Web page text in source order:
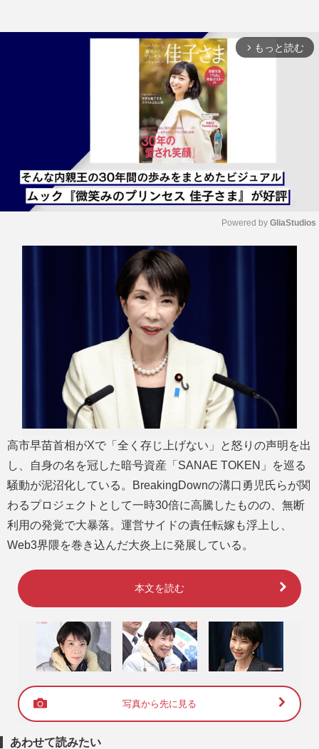
arrow_forward_ios もっと読む
Powered by GliaStudios
高市早苗首相がXで「全く存じ上げない」と怒りの声明を出
し、自身の名を冠した暗号資産「SANAE TOKEN」を巡る
騒動が泥沼化している。BreakingDownの溝口勇児氏らが関
わるプロジェクトとして一時30倍に高騰したものの、無断
利用の発覚で大暴落。運営サイドの責任転嫁も浮上し、
Web3界隈を巻き込んだ大炎上に発展している。
本文を読む
写真から先に見る
あわせて読みたい